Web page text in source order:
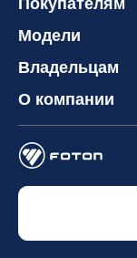
Покупателям
Модели
Владельцам
О компании